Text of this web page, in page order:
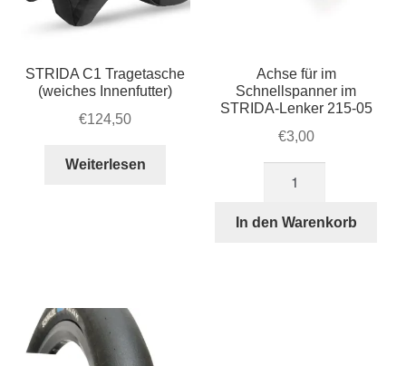
STRIDA C1 Tragetasche
(weiches Innenfutter)
€124,50
Weiterlesen
Achse für im
Schnellspanner im
STRIDA-Lenker 215-05
€3,00
im
In den Warenkorb